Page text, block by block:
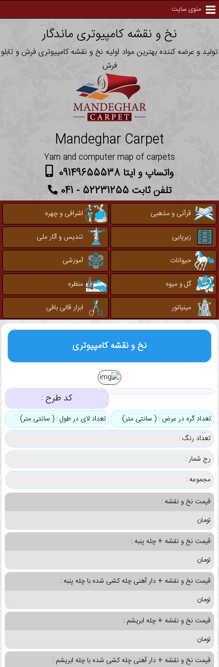
منوی سایت
نخ و نقشه کامپیوتری ماندگار
تولید و عرضه کننده بهترین مواد اولیه نخ و نقشه کامپیوتری فرش و تابلو
فرش
Mandeghar Carpet
Yarn and computer map of carpets
واتساپ و ایتا 09149655538
تلفن ثابت 52231255 - 041
قرآنی و مذهبی
اشرافی و چهره
زیرپایی
تندیس و آثار ملی
حیوانات
آموزشی
گل و میوه
منظره
مینیاتور
ابزار قالی بافی
نخ و نقشه کامپیوتری
کد طرح :
تعداد گره در عرض : ( سانتی متر)
تعداد لای در طول : ( سانتی متر)
تعداد رنگ :
رج شمار :
مجموعه :
قیمت نخ و نقشه :
تومان
قیمت نخ و نقشه + چله پنبه :
تومان
قیمت نخ و نقشه + دار آهنی چله کشی شده با چله پنبه :
تومان
قیمت نخ و نقشه + چله ابریشم :
تومان
قیمت نخ و نقشه + دار آهنی چله کشی شده با چله ابریشم :